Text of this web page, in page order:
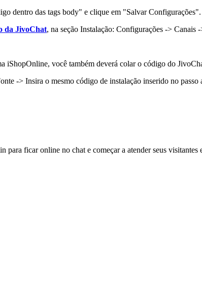
dentro das tags body" e clique em "Salvar Configurações".
da JivoChat, na seção Instalação: Configurações ->
iShopOnline, você também deverá colar o código do
-> Insira o mesmo código de instalação inserido no
para ficar online no chat e começar a atender seus visitantes